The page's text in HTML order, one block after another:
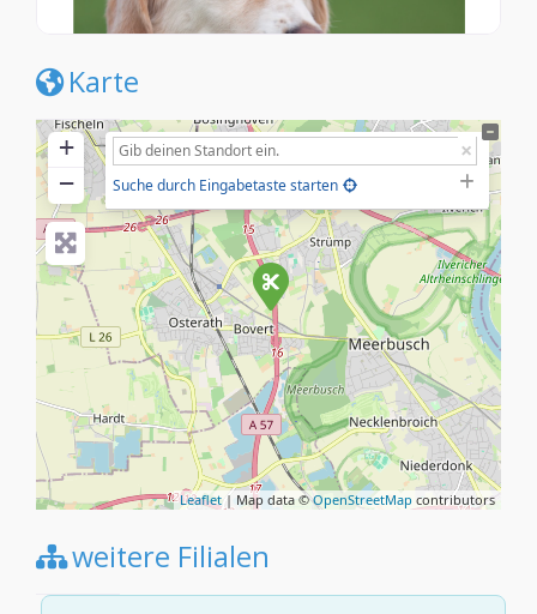
Karte
+
−
Suche durch Eingabetaste starten
Leaflet | Map data ©OpenStreetMap contributors
weitere Filialen